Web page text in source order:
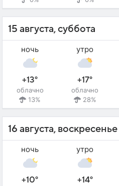
15 августа, суббота
ночь
+13°
облачно
13%
утро
+17°
облачно
28%
16 августа, воскресенье
ночь
+10°
утро
+14°